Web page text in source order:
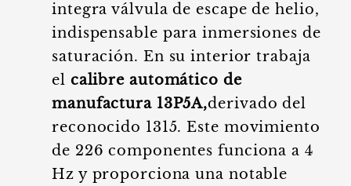
integra válvula de escape de helio,
indispensable para inmersiones de
saturación. En su interior trabaja
el calibre automático de
manufactura 13P5A,derivado del
reconocido 1315. Este movimiento
de 226 componentes funciona a 4
Hz y proporciona una notable